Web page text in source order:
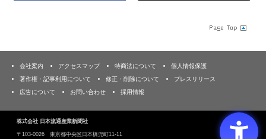
会社案内 アクセスマップ 特商法について
個人情報保護
著作権・記事利用について
修正・削除について
プレスリリース
広告について
お問い合わせ 採用情報
株式会社 日本流通産業新聞社
〒103‐0026 東京都中央区日本橋兜町11-11